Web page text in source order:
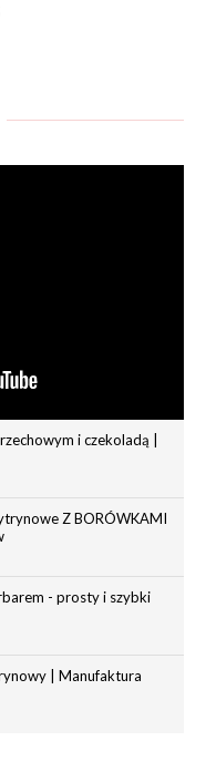
i czekoladą |
Z BORÓWKAMI
- prosty i szybki
| Manufaktura